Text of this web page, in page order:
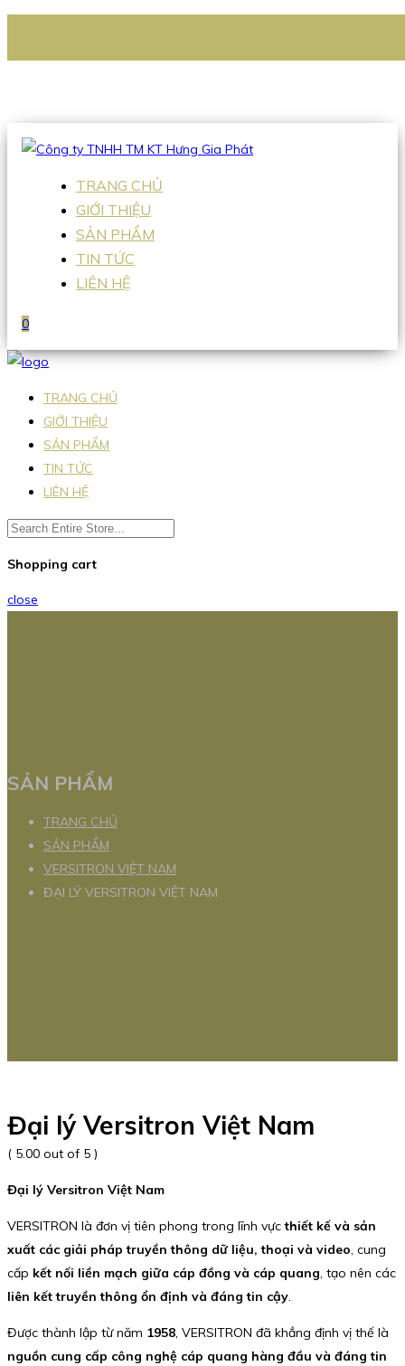
Hotline:0938 336 079
TRANG CHỦ
GIỚI THIỆU
SẢN PHẨM
TIN TỨC
LIÊN HỆ
0
TRANG CHỦ
GIỚI THIỆU
SẢN PHẨM
TIN TỨC
LIÊN HỆ
Shopping cart
close
SẢN PHẨM
TRANG CHỦ
SẢN PHẨM
VERSITRON VIỆT NAM
ĐẠI LÝ VERSITRON VIỆT NAM
Đại lý Versitron Việt Nam
( 5.00 out of 5 )
Đại lý Versitron Việt Nam
VERSITRON là đơn vị tiên phong trong lĩnh vựcthiết kế và sản
xuất các giải pháp truyền thông dữ liệu, thoại và video, cung
cấp kết nối liền mạch giữa cáp đồng và cáp quang, tạo nên các
liên kết truyền thông ổn định và đáng tin cậy.
Được thành lập từ năm 1958, VERSITRON đã khẳng định vị thế là
nguồn cung cấp công nghệ cáp quang hàng đầu và đáng tin